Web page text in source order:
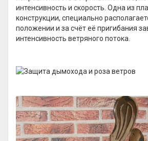
интенсивность и скорость. Одна из
конструкции, специально
положении и за счёт её пригибания
интенсивность ветряного потока.